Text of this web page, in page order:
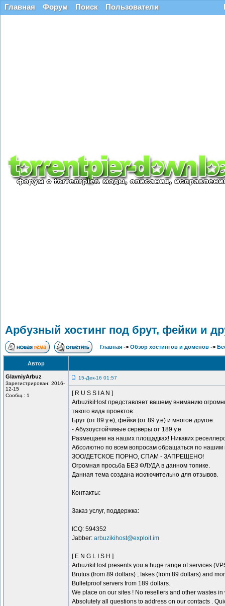
Главная Форум Поиск Пользователи
Арбузный хостинг под брут, фейки и
Главная -> Обзор хостингов и доменов ->
Автор
GlavniyArbuz
Зарегистрирован: 2016-
12-15
Сообщ.: 1
15-Дек-16 01:57
[ R U S S I A N ]
ArbuzikiHost представляет вашему вниманию
такого вида проектов:
Брут (от 89 у.е), фейки (от 89 у.е) и многое другое.
- Абузоустойчивые серверы от 189 у.е
Размещаем на наших площадках! Никаких
Абсолютно по всем вопросам обращаться по
ЗОО/ДЕТСКОЕ ПОРНО, СПАМ - ЗАПРЕЩЕНО!
Огромная просьба БЕЗ ФЛУДА в данном топике.
Данная тема создана исключительно для отзывов.
Контакты:
Заказ услуг, поддержка:
ICQ: 594352
Jabber: arbuzikihost@exploit.im
[ E N G L I S H ]
ArbuzikiHost presents you a huge range of services
Brutus (from 89 dollars) , fakes (from 89 dollars) and
Bulletproof servers from 189 dollars.
We place on our sites ! No resellers and other wastes
Absolutely all questions to address on our contacts .